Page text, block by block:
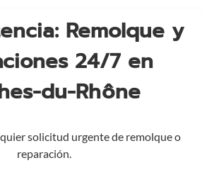
Remolque y
24/7 en
du-Rhône
solicitud urgente de remolque o
reparación.